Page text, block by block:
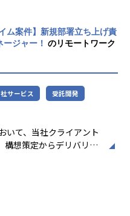
トフォーム「BaaS」/ 保
」/ クレジットビジネ
リのサーバー/インフラ
グデータ分析（GA活用）
当社は新たな成長フェ
ハウを吸収しながら、
装力」 を武器に
にするITコンサルティン
ル制」 のもと、大手通
多彩なプロジェクトを通
。
制が整っています。ま
ニケーションを大切に
力的な環境が醸成され
フレックス制度やリモ
導入しており、柔軟な
モートワークに適した
、有給の1時間単位で
務など、ライフステー
ム案件】新規部署立ち上げ責
ジャー！ のリモートワーク
サービス 受託開発
いて、当社クライアント
構想策定からデリバリ
をいただきます。
ム運営を通じて、クライ
円滑な遂行を担うポジシ